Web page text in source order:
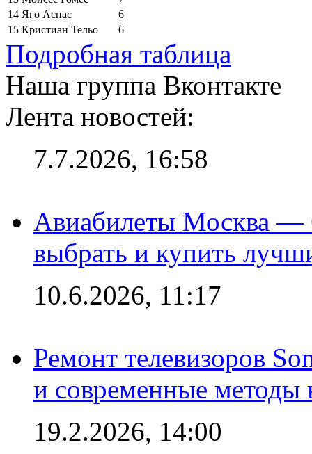
14 Яго Аспас
6
15 Кристиан Тельо 6
Подробная таблица
Наша группа Вконтакте
Лента новостей:
7.7.2026, 16:58
Авиабилеты Москва —
выбрать и купить
10.6.2026, 11:17
Ремонт телевизоров
и современные методы
19.2.2026, 14:00